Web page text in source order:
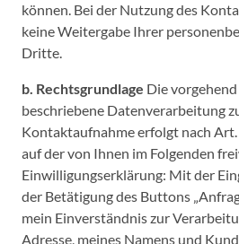
können. Bei der Nutzung des
keine Weitergabe Ihrer
Dritte.
b. Rechtsgrundlage Die vorgehend
beschriebene Datenverarbeitung
Kontaktaufnahme erfolgt nach Art.
auf der von Ihnen im Folgenden
Einwilligungserklärung: Mit der
der Betätigung des Buttons
mein Einverständnis zur
Adresse, meines Namens und